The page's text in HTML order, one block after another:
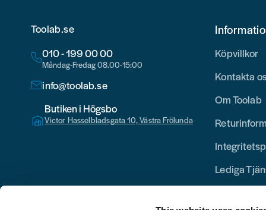
Toolab.se
010 - 199 00 00
Måndag-Fredag 08.00-15:00
info@toolab.se
Butiken i Högsbo
Victor Hasselbladsgata 10, Västra Frölunda
Köpvillkor
Kontakta
Om Toolab
Lediga